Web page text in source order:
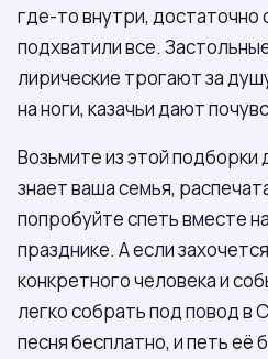
где-то внутри, достаточно
подхватили все.
лирические трогают за
на ноги, казачьи дают
Возьмите из этой
знает ваша семья,
попробуйте спеть вместе
празднике. А если
конкретного человека и
легко собрать под повод в
песня бесплатно, и петь её